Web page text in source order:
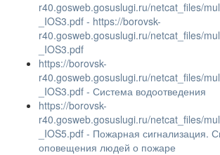
r40.gosweb.gosuslugi.ru/netcat_files/
_IOS3.pdf - https://borovsk-
r40.gosweb.gosuslugi.ru/netcat_files/
_IOS3.pdf
https://borovsk-
r40.gosweb.gosuslugi.ru/netcat_files/
_IOS3.pdf - Система водоотведения
https://borovsk-
r40.gosweb.gosuslugi.ru/netcat_files/
_IOS5.pdf - Пожарная сигнализация.
оповещения людей о пожаре